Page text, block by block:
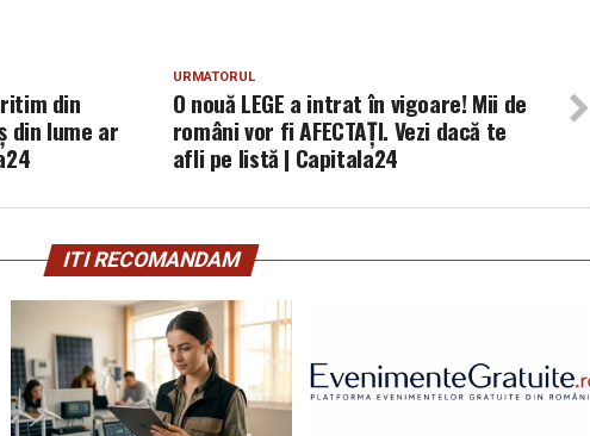
URMATORUL
O nouă LEGE a intrat în vigoare! Mii de
români vor fi AFECTAȚI. Vezi dacă te
afli pe listă | Capitala24
din
din lume ar
ITI RECOMANDAM